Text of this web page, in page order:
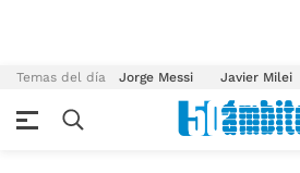
Temas del día Jorge Messi Javier Milei